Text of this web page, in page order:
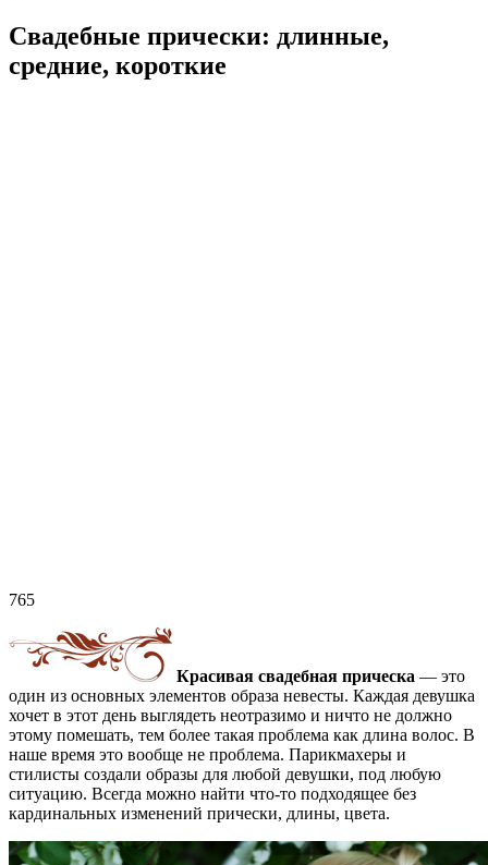
Свадебные прически: длинные,
средние, короткие
765
Красивая свадебная прическа — это
один из основных элементов образа невесты. Каждая девушка
хочет в этот день выглядеть неотразимо и ничто не должно
этому помешать, тем более такая проблема как длина волос. В
наше время это вообще не проблема. Парикмахеры и
стилисты создали образы для любой девушки, под любую
ситуацию. Всегда можно найти что-то подходящее без
кардинальных изменений прически, длины, цвета.